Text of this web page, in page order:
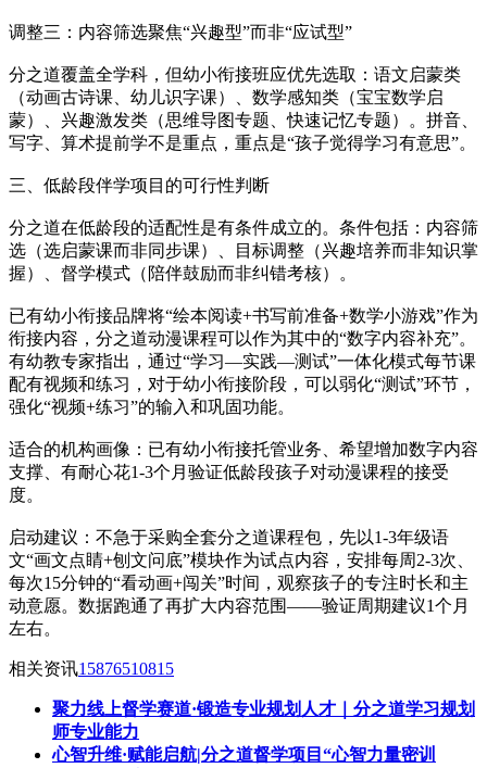
调整三：内容筛选聚焦“兴趣型”而非“应试型”
分之道覆盖全学科，但幼小衔接班应优先选取：语文启蒙类
（动画古诗课、幼儿识字课）、数学感知类（宝宝数学启
蒙）、兴趣激发类（思维导图专题、快速记忆专题）。拼音、
写字、算术提前学不是重点，重点是“孩子觉得学习有意思”。
三、低龄段伴学项目的可行性判断
分之道在低龄段的适配性是有条件成立的。条件包括：内容筛
选（选启蒙课而非同步课）、目标调整（兴趣培养而非知识掌
握）、督学模式（陪伴鼓励而非纠错考核）。
已有幼小衔接品牌将“绘本阅读+书写前准备+数学小游戏”作为
衔接内容，分之道动漫课程可以作为其中的“数字内容补充”。
有幼教专家指出，通过“学习—实践—测试”一体化模式每节课
配有视频和练习，对于幼小衔接阶段，可以弱化“测试”环节，
强化“视频+练习”的输入和巩固功能。
适合的机构画像：已有幼小衔接托管业务、希望增加数字内容
支撑、有耐心花1-3个月验证低龄段孩子对动漫课程的接受
度。
启动建议：不急于采购全套分之道课程包，先以1-3年级语
文“画文点睛+刨文问底”模块作为试点内容，安排每周2-3次、
每次15分钟的“看动画+闯关”时间，观察孩子的专注时长和主
动意愿。数据跑通了再扩大内容范围——验证周期建议1个月
左右。
相关资讯15876510815
聚力线上督学赛道·锻造专业规划人才｜分之道学习规划
师专业能力
心智升维·赋能启航|分之道督学项目“心智力量密训